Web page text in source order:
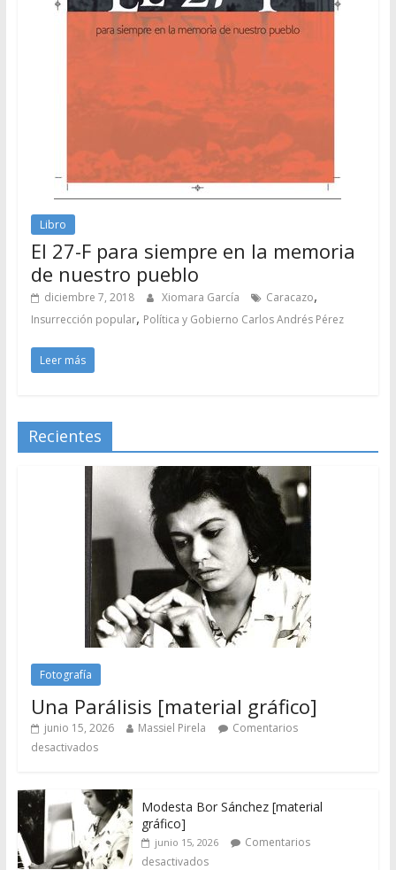
Libro
El 27-F para siempre en la memoria
de nuestro pueblo
diciembre 7, 2018 Xiomara García Caracazo,
Insurrección popular, Política y Gobierno Carlos Andrés Pérez
Leer más
Recientes
Fotografía
Una Parálisis [material gráfico]
junio 15, 2026 Massiel Pirela
Comentarios
desactivados
Modesta Bor Sánchez [material
gráfico]
junio 15, 2026
Comentarios
desactivados